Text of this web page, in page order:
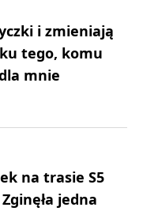
i zmieniają
tego, komu
mnie
na trasie S5
jedna